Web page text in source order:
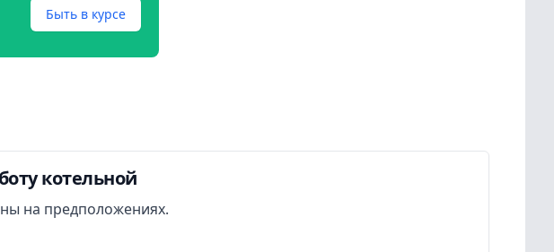
Быть в курсе
котельной
на предположениях.